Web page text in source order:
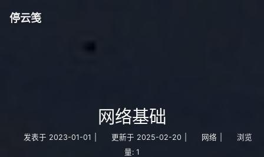
停云笺
网络基础
发表于 2023-01-01 更新于 2025-02-20 网络
浏览
量: 1